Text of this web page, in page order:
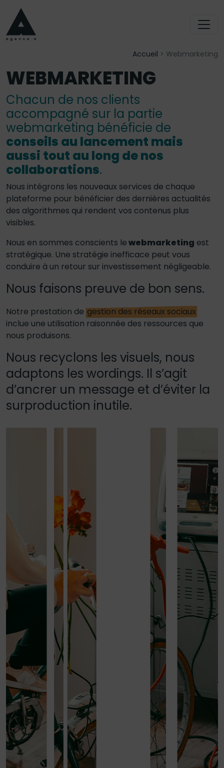
Accueil > Webmarketing
WEBMARKETING
Chacun de nos clients
accompagné sur la partie
webmarketing bénéficie de
conseils au lancement mais
aussi tout au long de nos
collaborations.
Nous intégrons les nouveaux services de chaque
plateforme pour bénéficier des dernières actualités
des algorithmes qui rendent vos contenus plus
visibles.
Nous en sommes conscients lewebmarketing est
stratégique. Une stratégie inefficace peut vous
conduire à un retour sur investissement négligeable.
Nous faisons preuve de bon sens.
Notre prestation de gestion des réseaux sociaux
inclue une utilisation raisonnée des ressources que
nous produisons.
Nous recyclons les visuels, nous
adaptons les wordings. Il s’agit
d’ancrer un message et d’éviter la
surproduction inutile.